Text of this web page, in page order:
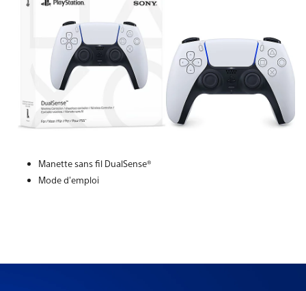
Manette sans fil DualSense®
Mode d'emploi